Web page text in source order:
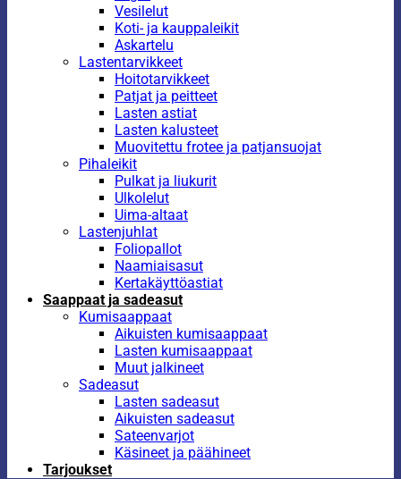
Vesilelut
Koti- ja kauppaleikit
Askartelu
Lastentarvikkeet
Hoitotarvikkeet
Patjat ja peitteet
Lasten astiat
Lasten kalusteet
Muovitettu frotee ja patjansuojat
Pihaleikit
Pulkat ja liukurit
Ulkolelut
Uima-altaat
Lastenjuhlat
Foliopallot
Naamiaisasut
Kertakäyttöastiat
Saappaat ja sadeasut
Kumisaappaat
Aikuisten kumisaappaat
Lasten kumisaappaat
Muut jalkineet
Sadeasut
Lasten sadeasut
Aikuisten sadeasut
Sateenvarjot
Käsineet ja päähineet
Tarjoukset